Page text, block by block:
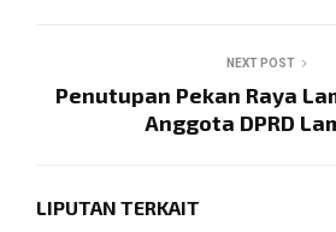
NEXT POST
Penutupan Pekan Raya
Anggota DPRD
LIPUTAN TERKAIT